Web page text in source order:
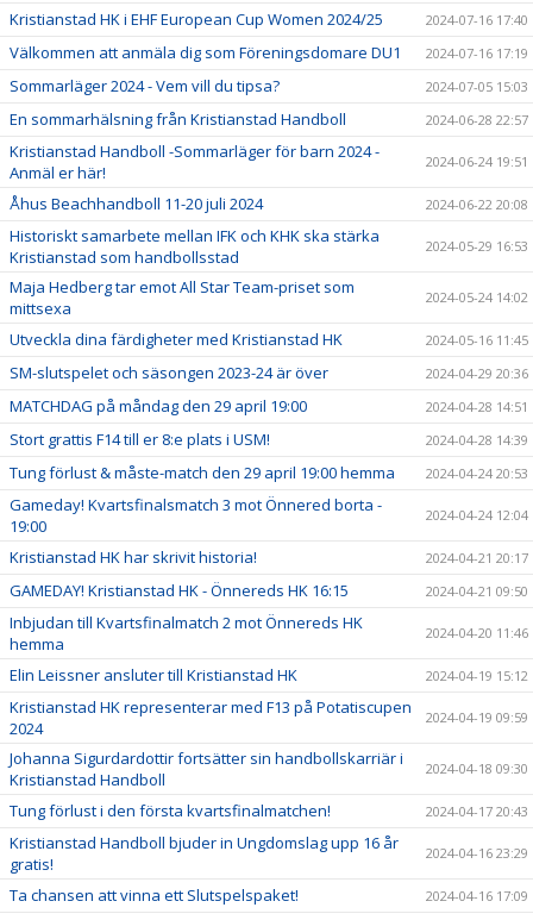
Kristianstad HK i EHF European Cup Women 2024/25 2024-07-16 17:40
Välkommen att anmäla dig som Föreningsdomare DU1 2024-07-16 17:19
Sommarläger 2024 - Vem vill du tipsa? 2024-07-05 15:03
En sommarhälsning från Kristianstad Handboll 2024-06-28 22:57
Kristianstad Handboll -Sommarläger för barn 2024 -
Anmäl er här!
2024-06-24 19:51
Åhus Beachhandboll 11-20 juli 2024 2024-06-22 20:08
Historiskt samarbete mellan IFK och KHK ska stärka
Kristianstad som handbollsstad
2024-05-29 16:53
Maja Hedberg tar emot All Star Team-priset som
mittsexa
2024-05-24 14:02
Utveckla dina färdigheter med Kristianstad HK 2024-05-16 11:45
SM-slutspelet och säsongen 2023-24 är över 2024-04-29 20:36
MATCHDAG på måndag den 29 april 19:00 2024-04-28 14:51
Stort grattis F14 till er 8:e plats i USM! 2024-04-28 14:39
Tung förlust & måste-match den 29 april 19:00 hemma 2024-04-24 20:53
Gameday! Kvartsfinalsmatch 3 mot Önnered borta -
19:00
2024-04-24 12:04
Kristianstad HK har skrivit historia! 2024-04-21 20:17
GAMEDAY! Kristianstad HK - Önnereds HK 16:15 2024-04-21 09:50
Inbjudan till Kvartsfinalmatch 2 mot Önnereds HK
hemma
2024-04-20 11:46
Elin Leissner ansluter till Kristianstad HK 2024-04-19 15:12
Kristianstad HK representerar med F13 på Potatiscupen
2024
2024-04-19 09:59
Johanna Sigurdardottir fortsätter sin handbollskarriär i
Kristianstad Handboll
2024-04-18 09:30
Tung förlust i den första kvartsfinalmatchen! 2024-04-17 20:43
Kristianstad Handboll bjuder in Ungdomslag upp 16 år
gratis!
2024-04-16 23:29
Ta chansen att vinna ett Slutspelspaket! 2024-04-16 17:09